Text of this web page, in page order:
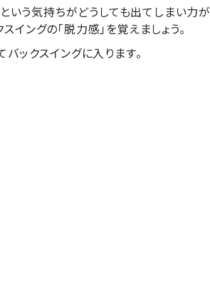
いう気持ちがどうしても出てしまい力
ングの「脱力感」を覚えましょう。
ックスイングに入ります。